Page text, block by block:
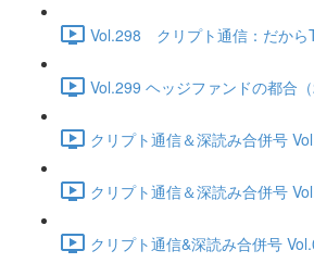
Vol.298 クリプト通信：だから
Vol.299 ヘッジファンドの都合
クリプト通信＆深読み合併号
クリプト通信＆深読み合併号
クリプト通信&深読み合併号